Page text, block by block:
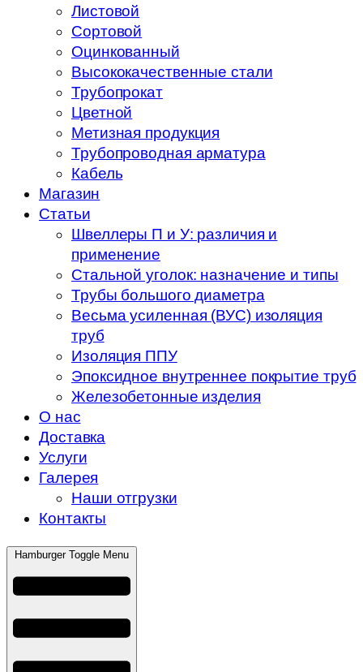
Листовой
Сортовой
Оцинкованный
Высококачественные стали
Трубопрокат
Цветной
Метизная продукция
Трубопроводная арматура
Кабель
Магазин
Статьи
Швеллеры П и У: различия и
применение
Стальной уголок: назначение и типы
Трубы большого диаметра
Весьма усиленная (ВУС) изоляция
труб
Изоляция ППУ
Эпоксидное внутреннее покрытие труб
Железобетонные изделия
О нас
Доставка
Услуги
Галерея
Наши отгрузки
Контакты
Hamburger Toggle Menu